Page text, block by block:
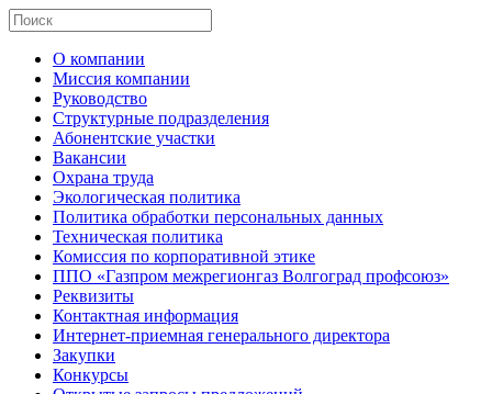
О компании
Миссия компании
Руководство
Структурные подразделения
Абонентские участки
Вакансии
Охрана труда
Экологическая политика
Политика обработки персональных данных
Техническая политика
Комиссия по корпоративной этике
ППО «Газпром межрегионгаз Волгоград профсоюз»
Реквизиты
Контактная информация
Интернет-приемная генерального директора
Закупки
Конкурсы